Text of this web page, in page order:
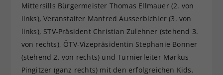
Mittersills Bürgermeister Thomas Ellmauer (2. von
links), Veranstalter Manfred Ausserbichler (3. von
links), STV-Präsident Christian Zulehner (stehend 3.
von rechts), ÖTV-Vizepräsidentin Stephanie Bonner
(stehend 2. von rechts) und Turnierleiter Markus
Pingitzer (ganz rechts) mit den erfolgreichen Kids.
Zweck
Dieser Wert speichert Ihre Consent-
Einstellungen. Unter anderem eine
zufällig generierte ID, für die
historische Speicherung Ihrer
vorgenommen Einstellungen, falls der
Webseiten-Betreiber dies eingestellt